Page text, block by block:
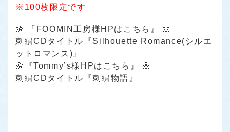
※100枚限定です
🌼 『FOOMIN工房様HPはこちら』
🌼
刺繍CDタイトル『Silhouette Romance(シルエ
ットロマンス)』
🌼
『Tommy’s様HPはこちら』
🌼
刺繍CDタイトル『刺繍物語』